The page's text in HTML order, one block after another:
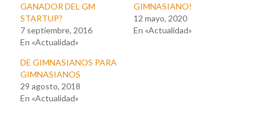
GANADOR DEL GM
STARTUP?
7 septiembre, 2016
En «Actualidad»
GIMNASIANO!
12 mayo, 2020
En «Actualidad»
DE GIMNASIANOS PARA
GIMNASIANOS
29 agosto, 2018
En «Actualidad»